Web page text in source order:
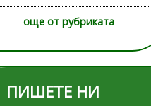
още от рубриката
ПИШЕТЕ НИ